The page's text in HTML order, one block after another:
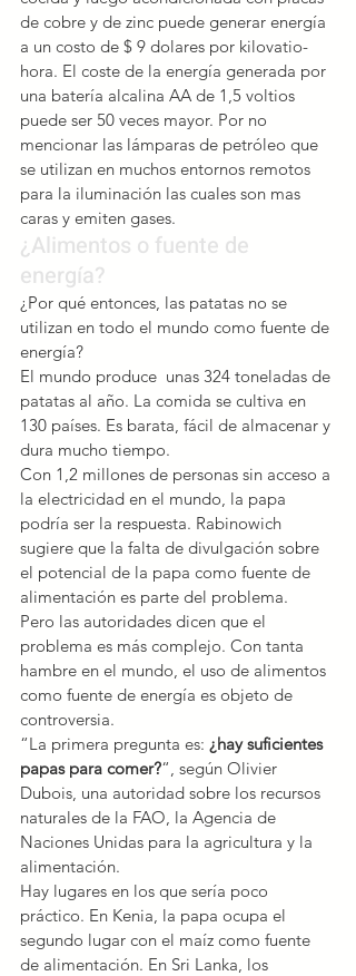
de cobre y de zinc puede generar energía
a un costo de $ 9 dolares por kilovatio-
hora. El coste de la energía generada por
una batería alcalina AA de 1,5 voltios
puede ser 50 veces mayor. Por no
mencionar las lámparas de petróleo que
se utilizan en muchos entornos remotos
para la iluminación las cuales son mas
caras y emiten gases.
¿Alimentos o fuente de
energía?
¿Por qué entonces, las patatas no se
utilizan en todo el mundo como fuente de
energía?
El mundo produce  unas 324 toneladas de
patatas al año. La comida se cultiva en
130 países. Es barata, fácil de almacenar y
dura mucho tiempo.
Con 1,2 millones de personas sin acceso a
la electricidad en el mundo, la papa
podría ser la respuesta. Rabinowich
sugiere que la falta de divulgación sobre
el potencial de la papa como fuente de
alimentación es parte del problema.
Pero las autoridades dicen que el
problema es más complejo. Con tanta
hambre en el mundo, el uso de alimentos
como fuente de energía es objeto de
controversia.
“La primera pregunta es: ¿hay suficientes
papas para comer?“, según Olivier
Dubois, una autoridad sobre los recursos
naturales de la FAO, la Agencia de
Naciones Unidas para la agricultura y la
alimentación.
Hay lugares en los que sería poco
práctico. En Kenia, la papa ocupa el
segundo lugar con el maíz como fuente
de alimentación. En Sri Lanka, los